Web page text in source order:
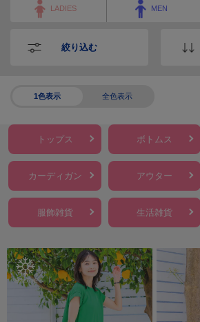
LADIES MEN
絞り込む
1色表示 全色表示
トップス ボトムス
カーディガン アウター
服飾雑貨 生活雑貨